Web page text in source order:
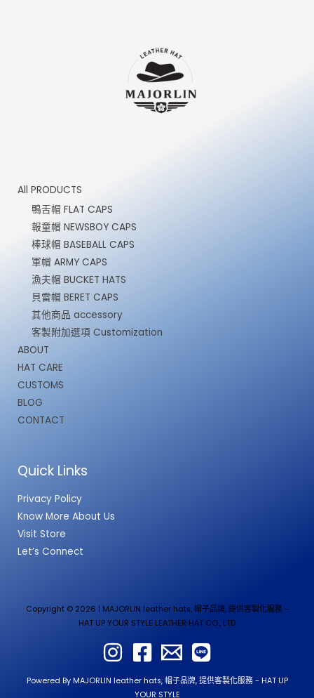
All PRODUCTS
鴨舌帽 FLAT CAPS
報童帽 NEWSBOY CAPS
棒球帽 BASEBALL CAPS
軍帽 ARMY CAPS
漁夫帽 BUCKET HATS
貝雷帽 BERET CAPS
其他商品 accessory
客製附加選項 Customization
ABOUT
HAT CARE
CUSTOMS
BLOG
CONTACT
Quick Links
Privacy Policy
Know More About Us
Visit Store
Let’s Connect
Copyright © 2026 | MAJORLIN leather hats, 帽子品牌, 提供客製化服務 -
HAT UP YOUR STYLE LEATHER HAT CO., LTD
Powered By MAJORLIN leather hats, 帽子品牌, 提供客製化服務 - HAT UP
YOUR STYLE